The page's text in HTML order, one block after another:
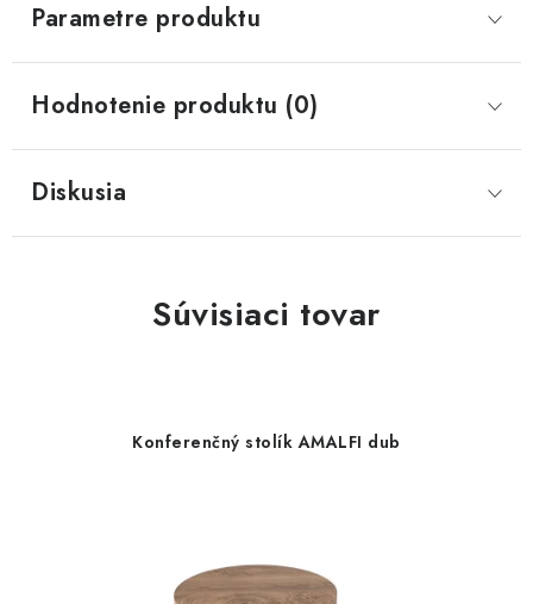
Parametre produktu
Hodnotenie produktu (0)
Diskusia
Súvisiaci tovar
Konferenčný stolík AMALFI dub